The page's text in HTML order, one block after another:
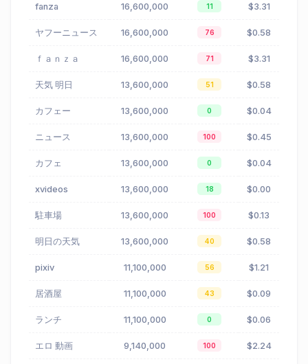
fanza 16,600,000 11 $3.31
ヤフーニュース 16,600,000 76 $0.58
ｆａｎｚａ 16,600,000 71 $3.31
天気 明日 13,600,000 51 $0.58
カフェー 13,600,000 0 $0.04
ニュース 13,600,000 100 $0.45
カフェ 13,600,000 0 $0.04
xvideos 13,600,000 18 $0.00
駐車場 13,600,000 100 $0.13
明日の天気 13,600,000 40 $0.58
pixiv 11,100,000 56 $1.21
居酒屋 11,100,000 43 $0.09
ランチ 11,100,000 0 $0.06
エロ 動画 9,140,000 100 $2.24